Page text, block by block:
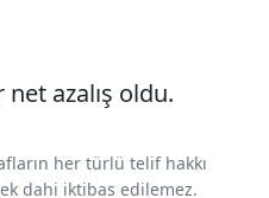
azalış oldu.
her türlü telif hakkı
dahi iktibas edilemez.